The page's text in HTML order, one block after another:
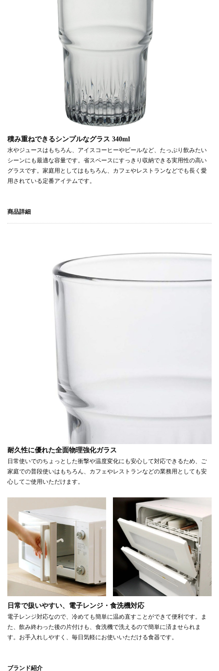
積み重ねできるシンプルなグラス 340ml
水やジュースはもちろん、アイスコーヒーやビールなど、たっぷり飲みたい
シーンにも最適な容量です。省スペースにすっきり収納できる実用性の高い
グラスです。家庭用としてはもちろん、カフェやレストランなどでも長く愛
用されている定番アイテムです。
商品詳細
耐久性に優れた全面物理強化ガラス
日常使いでのちょっとした衝撃や温度変化にも安心して対応できるため、ご
家庭での普段使いはもちろん、カフェやレストランなどの業務用としても安
心してご使用いただけます。
日常で扱いやすい、電子レンジ・食洗機対応
電子レンジ対応なので、冷めても簡単に温め直すことができて便利です。ま
た、飲み終わった後の片付けも、食洗機で洗えるので簡単に済ませられま
す。お手入れしやすく、毎日気軽にお使いいただける食器です。
ブランド紹介